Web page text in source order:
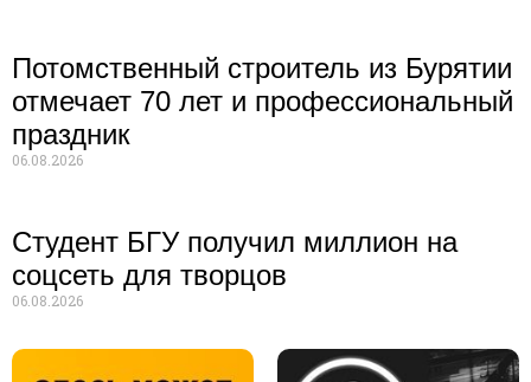
Потомственный строитель из Бурятии
отмечает 70 лет и профессиональный
праздник
06.08.2026
Студент БГУ получил миллион на
соцсеть для творцов
06.08.2026